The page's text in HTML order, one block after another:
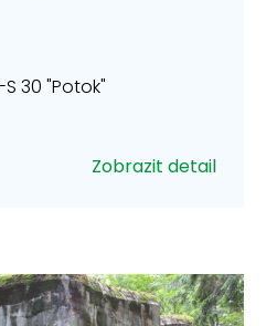
30 "Potok"
Zobrazit detail